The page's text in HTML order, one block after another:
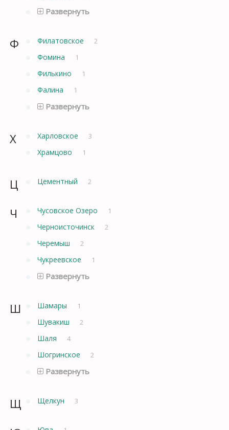
Развернуть
Ф Филатовское 2
Фомина 1
Филькино 1
Фалина 1
Развернуть
Х Харловское 3
Храмцово 1
Ц Цементный 2
Ч Чусовское Озеро 1
Черноисточинск 2
Черемыш 2
Чукреевское 1
Развернуть
Ш Шамары 1
Шувакиш 2
Шаля 4
Шогринское 2
Развернуть
Щ Щелкун 3